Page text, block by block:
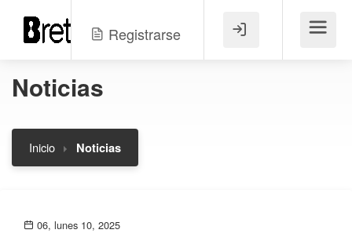
Registrarse Menú
Noticias
Inicio Noticias
06, lunes 10, 2025